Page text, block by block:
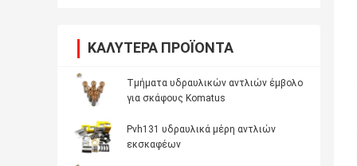
ΚΑΛΎΤΕΡΑ ΠΡΟΪΌΝΤΑ
Τμήματα υδραυλικών αντλιών έμβολο
για σκάφους Komatus
Pvh131 υδραυλικά μέρη αντλιών
εκσκαφέων